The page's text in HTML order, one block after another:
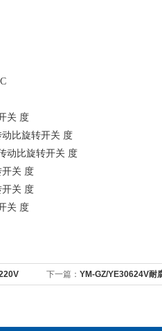
关 度
比旋转开关 度
动比旋转开关 度
开关 度
开关 度
关 度
下一篇： YM-GZ/YE30624V耐